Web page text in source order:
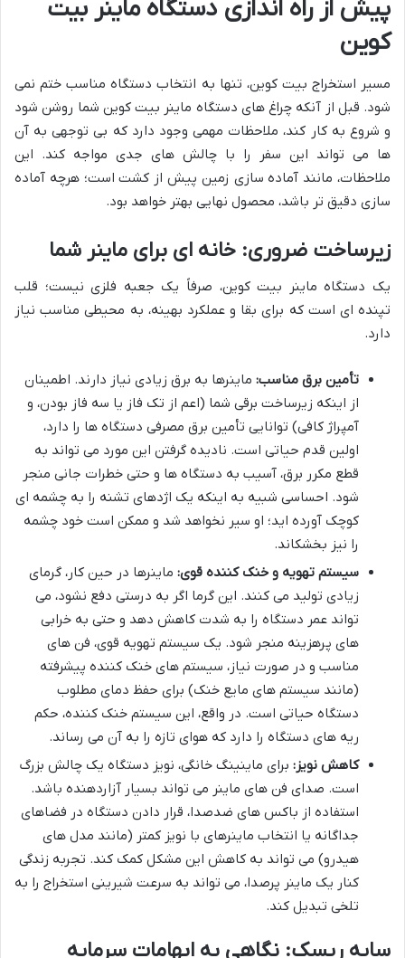
پیش از راه اندازی دستگاه ماینر بیت
کوین
مسیر استخراج بیت کوین، تنها به انتخاب دستگاه مناسب ختم نمی
شود. قبل از آنکه چراغ های دستگاه ماینر بیت کوین شما روشن شود
و شروع به کار کند، ملاحظات مهمی وجود دارد که بی توجهی به آن
ها می تواند این سفر را با چالش های جدی مواجه کند. این
ملاحظات، مانند آماده سازی زمین پیش از کشت است؛ هرچه آماده
سازی دقیق تر باشد، محصول نهایی بهتر خواهد بود.
زیرساخت ضروری: خانه ای برای ماینر شما
یک دستگاه ماینر بیت کوین، صرفاً یک جعبه فلزی نیست؛ قلب
تپنده ای است که برای بقا و عملکرد بهینه، به محیطی مناسب نیاز
دارد.
تأمین برق مناسب: ماینرها به برق زیادی نیاز دارند. اطمینان
از اینکه زیرساخت برقی شما (اعم از تک فاز یا سه فاز بودن، و
آمپراژ کافی) توانایی تأمین برق مصرفی دستگاه ها را دارد،
اولین قدم حیاتی است. نادیده گرفتن این مورد می تواند به
قطع مکرر برق، آسیب به دستگاه ها و حتی خطرات جانی منجر
شود. احساسی شبیه به اینکه یک اژدهای تشنه را به چشمه ای
کوچک آورده اید؛ او سیر نخواهد شد و ممکن است خود چشمه
را نیز بخشکاند.
سیستم تهویه و خنک کننده قوی: ماینرها در حین کار، گرمای
زیادی تولید می کنند. این گرما اگر به درستی دفع نشود، می
تواند عمر دستگاه را به شدت کاهش دهد و حتی به خرابی
های پرهزینه منجر شود. یک سیستم تهویه قوی، فن های
مناسب و در صورت نیاز، سیستم های خنک کننده پیشرفته
(مانند سیستم های مایع خنک) برای حفظ دمای مطلوب
دستگاه حیاتی است. در واقع، این سیستم خنک کننده، حکم
ریه های دستگاه را دارد که هوای تازه را به آن می رساند.
کاهش نویز: برای ماینینگ خانگی، نویز دستگاه یک چالش بزرگ
است. صدای فن های ماینر می تواند بسیار آزاردهنده باشد.
استفاده از باکس های ضدصدا، قرار دادن دستگاه در فضاهای
جداگانه یا انتخاب ماینرهای با نویز کمتر (مانند مدل های
هیدرو) می تواند به کاهش این مشکل کمک کند. تجربه زندگی
کنار یک ماینر پرصدا، می تواند به سرعت شیرینی استخراج را به
تلخی تبدیل کند.
سایه ریسک: نگاهی به ابهامات سرمایه